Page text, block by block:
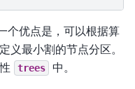
优点是，可以根据算
义最小割的节点分区。
trees 中。